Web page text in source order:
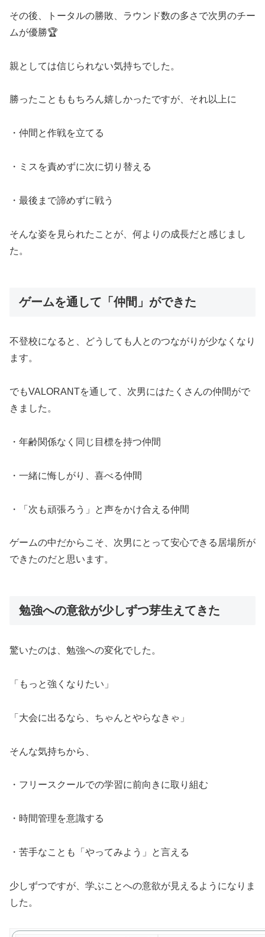
その後、トータルの勝敗、ラウンド数の多さで次男のチー
ムが優勝🏆
親としては信じられない気持ちでした。
勝ったことももちろん嬉しかったですが、それ以上に
・仲間と作戦を立てる
・ミスを責めずに次に切り替える
・最後まで諦めずに戦う
そんな姿を見られたことが、何よりの成長だと感じまし
た。
ゲームを通して「仲間」ができた
不登校になると、どうしても人とのつながりが少なくなり
ます。
でもVALORANTを通して、次男にはたくさんの仲間がで
きました。
・年齢関係なく同じ目標を持つ仲間
・一緒に悔しがり、喜べる仲間
・「次も頑張ろう」と声をかけ合える仲間
ゲームの中だからこそ、次男にとって安心できる居場所が
できたのだと思います。
勉強への意欲が少しずつ芽生えてきた
驚いたのは、勉強への変化でした。
「もっと強くなりたい」
「大会に出るなら、ちゃんとやらなきゃ」
そんな気持ちから、
・フリースクールでの学習に前向きに取り組む
・時間管理を意識する
・苦手なことも「やってみよう」と言える
少しずつですが、学ぶことへの意欲が見えるようになりま
した。